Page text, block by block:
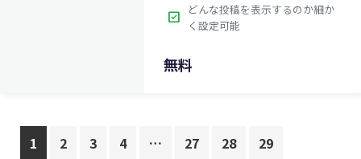
check_box
どんな投稿を表示するのか細か
く設定可能
無料
1 2 3 4 … 27 28
29